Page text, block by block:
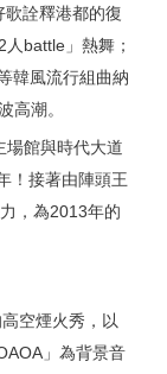
詮釋港都的復
battle」熱舞；
韓風流行組曲納
高潮。
館與時代大道
！接著由陣頭王
，為2013年的
空煙火秀，以
」為背景音